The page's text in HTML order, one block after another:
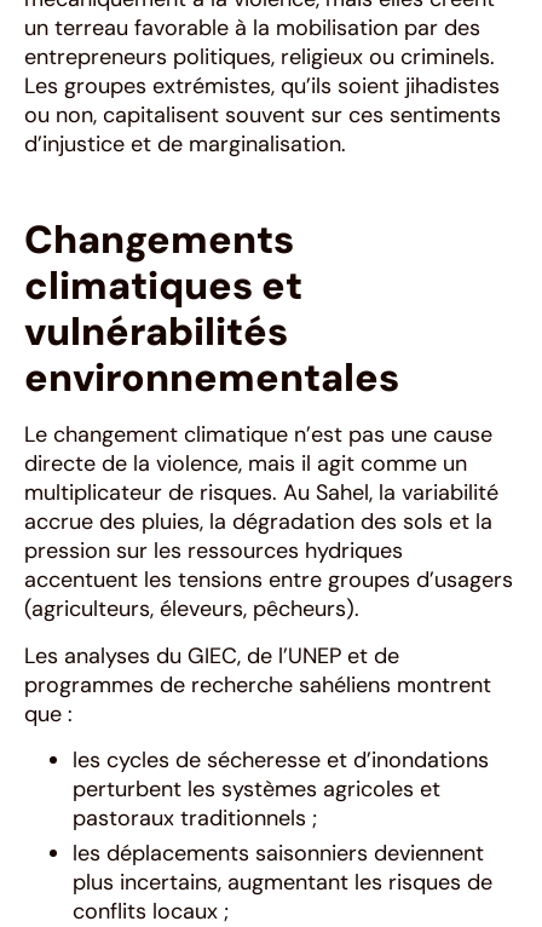
un terreau favorable à la mobilisation par des
entrepreneurs politiques, religieux ou criminels.
Les groupes extrémistes, qu’ils soient jihadistes
ou non, capitalisent souvent sur ces sentiments
d’injustice et de marginalisation.
Changements
climatiques et
vulnérabilités
environnementales
Le changement climatique n’est pas une cause
directe de la violence, mais il agit comme un
multiplicateur de risques. Au Sahel, la variabilité
accrue des pluies, la dégradation des sols et la
pression sur les ressources hydriques
accentuent les tensions entre groupes d’usagers
(agriculteurs, éleveurs, pêcheurs).
Les analyses du GIEC, de l’UNEP et de
programmes de recherche sahéliens montrent
que :
les cycles de sécheresse et d’inondations
perturbent les systèmes agricoles et
pastoraux traditionnels ;
les déplacements saisonniers deviennent
plus incertains, augmentant les risques de
conflits locaux ;